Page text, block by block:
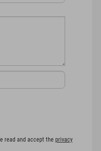
read and accept the privacy